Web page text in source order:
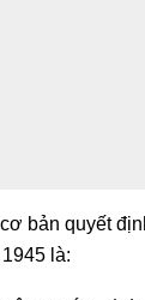
bản quyết
là: